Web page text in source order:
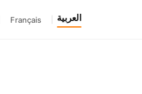
العربية Français